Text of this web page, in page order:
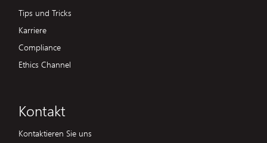
Tips und Tricks
Karriere
Compliance
Ethics Channel
Kontakt
Kontaktieren Sie uns